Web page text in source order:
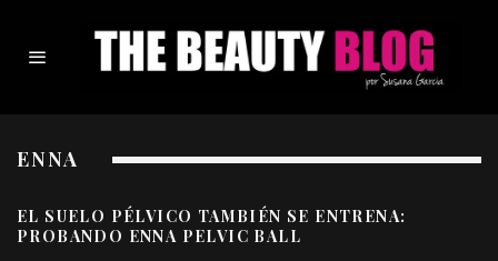
ENNA
EL SUELO PÉLVICO TAMBIÉN SE ENTRENA:
PROBANDO ENNA PELVIC BALL